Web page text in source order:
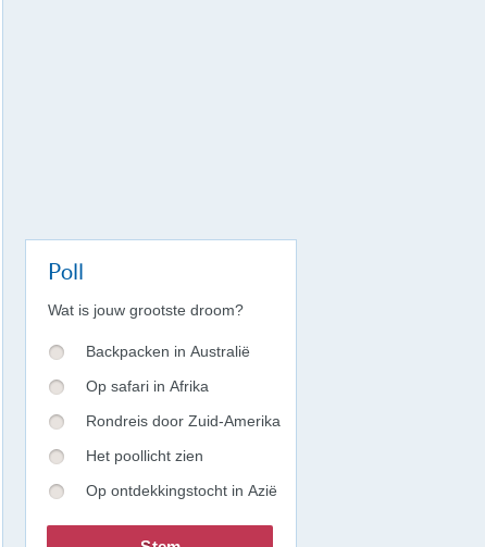
Poll
Wat is jouw grootste droom?
Backpacken in Australië
Op safari in Afrika
Rondreis door Zuid-Amerika
Het poollicht zien
Op ontdekkingstocht in Azië